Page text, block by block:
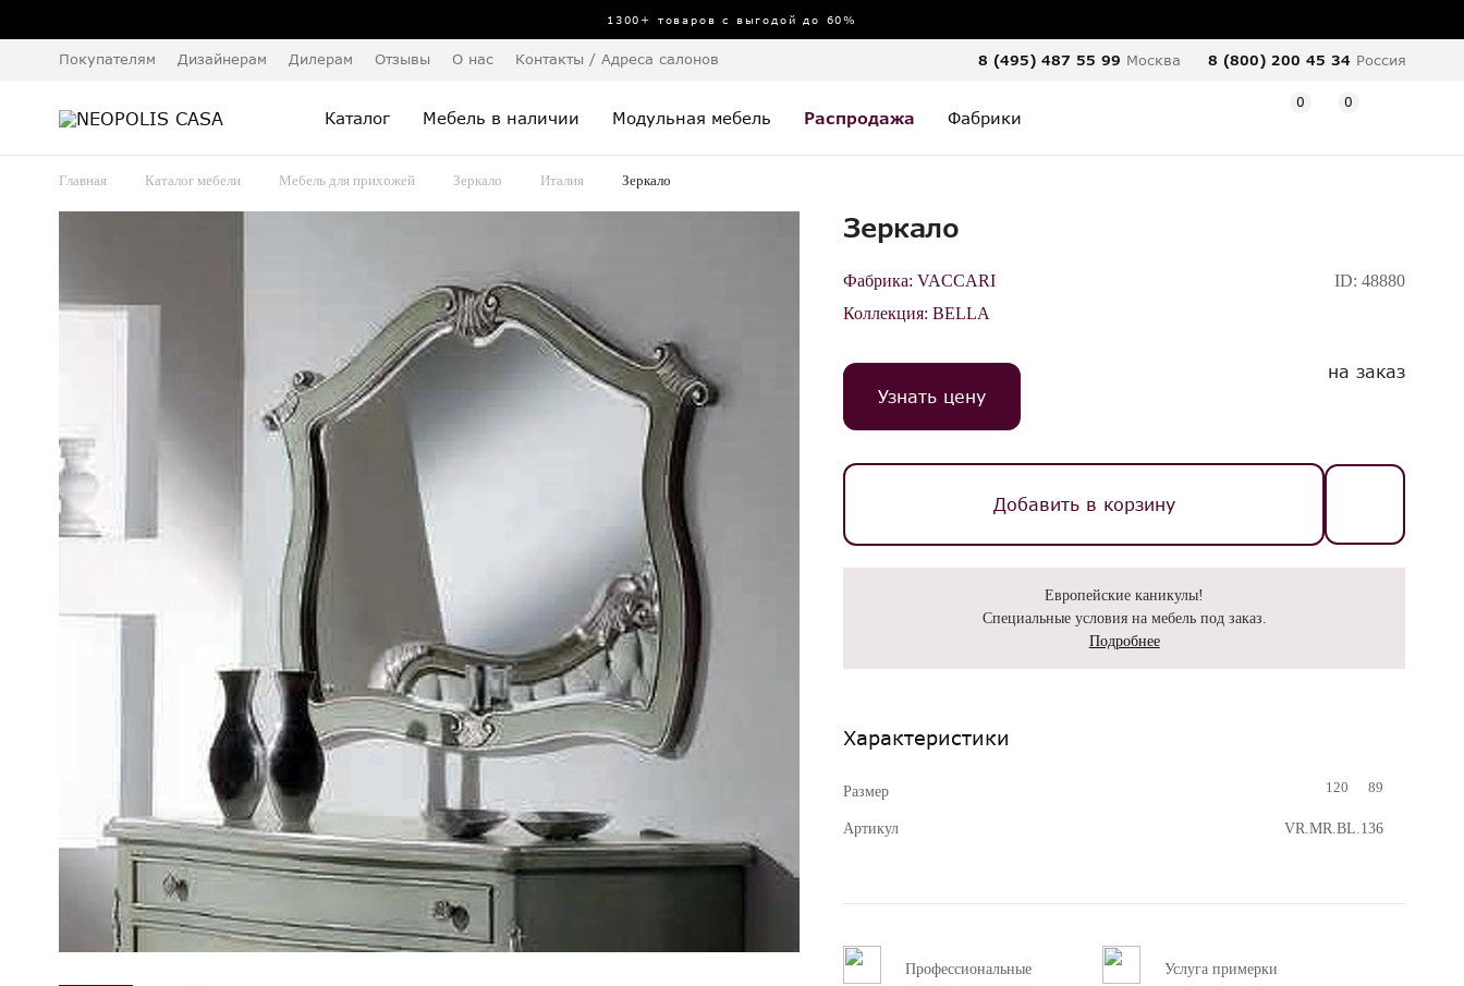
1300+ товаров с выгодой до 60%
Покупателям Дизайнерам Дилерам Отзывы О нас Контакты / Адреса салонов 8 (495) 487 55 99 Москва 8 (800) 200 45 34 Россия
Каталог Мебель в наличии Модульная мебель Распродажа Фабрики
0 0
Главная Каталог мебели Мебель для прихожей Зеркало Италия Зеркало
Зеркало
Фабрика: VACCARI
Коллекция: BELLA
ID:48880
Узнать цену
на заказ
Добавить в корзину
Европейские каникулы!
Специальные условия на мебель под заказ.
Подробнее
Характеристики
Размер 120 89
Артикул VR.MR.BL.136
Профессиональные
Услуга примерки